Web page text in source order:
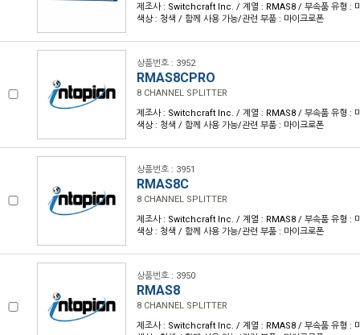
제조사 : Switchcraft Inc. / 계열 : RMAS8 / 부속품 유형 :
색상 : 청색 / 함께 사용 가능/관련 부품 : 마이크로폰
상품번호 : 3952
RMAS8CPRO
8 CHANNEL SPLITTER
제조사 : Switchcraft Inc. / 계열 : RMAS8 / 부속품 유형 :
색상 : 청색 / 함께 사용 가능/관련 부품 : 마이크로폰
상품번호 : 3951
RMAS8C
8 CHANNEL SPLITTER
제조사 : Switchcraft Inc. / 계열 : RMAS8 / 부속품 유형 :
색상 : 청색 / 함께 사용 가능/관련 부품 : 마이크로폰
상품번호 : 3950
RMAS8
8 CHANNEL SPLITTER
제조사 : Switchcraft Inc. / 계열 : RMAS8 / 부속품 유형 :